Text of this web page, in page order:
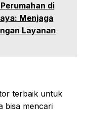
di
Menjaga
Layanan
terbaik untuk
bisa mencari